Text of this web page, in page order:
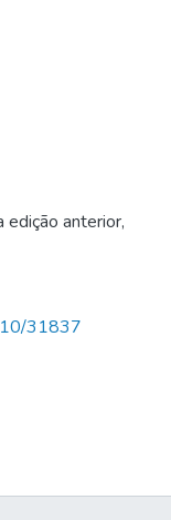
edição anterior,
10/31837